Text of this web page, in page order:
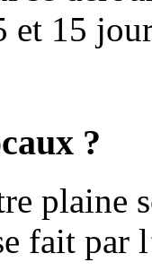
et 15
?
plaine
fait par